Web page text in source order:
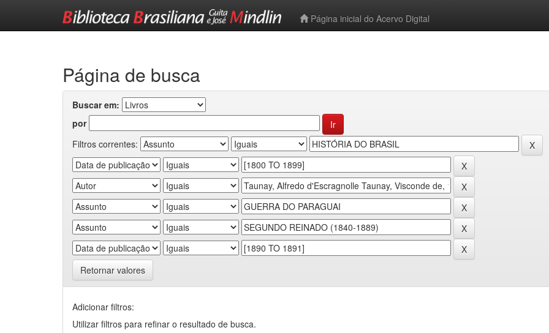
Página inicial do Acervo Digital
Página de busca
Buscar em:
por
Filtros correntes:
Retornar valores
Adicionar filtros:
Utilizar filtros para refinar o resultado de busca.